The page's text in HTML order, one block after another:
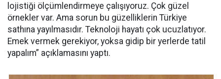
lojistiği ölçümlendirmeye çalışıyoruz. Çok güzel
örnekler var. Ama sorun bu güzelliklerin Türkiye
sathına yayılmasıdır. Teknoloji hayatı çok ucuzlatıyor.
Emek vermek gerekiyor, yoksa gidip bir yerlerde tatil
yapalım” açıklamasını yaptı.